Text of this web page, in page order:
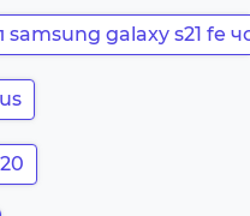
galaxy s21 fe